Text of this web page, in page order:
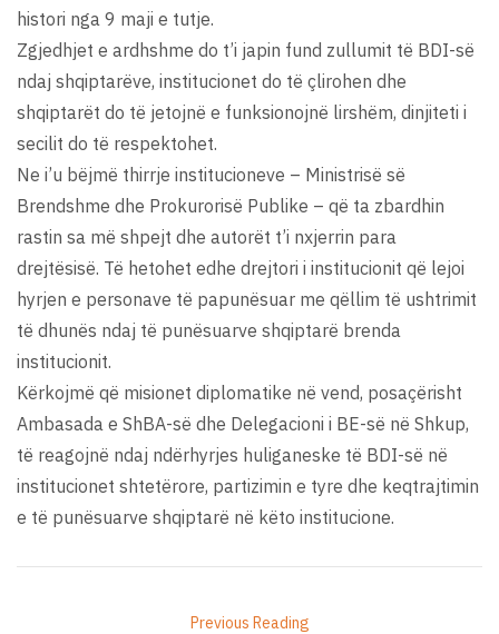
histori nga 9 maji e tutje.
Zgjedhjet e ardhshme do t’i japin fund zullumit të BDI-së
ndaj shqiptarëve, institucionet do të çlirohen dhe
shqiptarët do të jetojnë e funksionojnë lirshëm, dinjiteti i
secilit do të respektohet.
Ne i’u bëjmë thirrje institucioneve – Ministrisë së
Brendshme dhe Prokurorisë Publike – që ta zbardhin
rastin sa më shpejt dhe autorët t’i nxjerrin para
drejtësisë. Të hetohet edhe drejtori i institucionit që lejoi
hyrjen e personave të papunësuar me qëllim të ushtrimit
të dhunës ndaj të punësuarve shqiptarë brenda
institucionit.
Kërkojmë që misionet diplomatike në vend, posaçërisht
Ambasada e ShBA-së dhe Delegacioni i BE-së në Shkup,
të reagojnë ndaj ndërhyrjes huliganeske të BDI-së në
institucionet shtetërore, partizimin e tyre dhe keqtrajtimin
e të punësuarve shqiptarë në këto institucione.
Previous Reading